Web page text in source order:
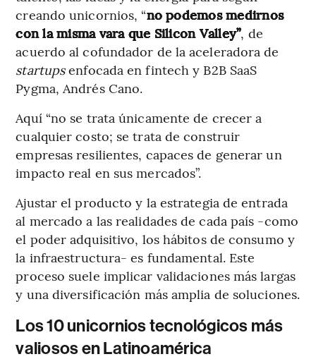
creando unicornios, “no podemos medirnos
con la misma vara que Silicon Valley”, de
acuerdo al cofundador de la aceleradora de
startupsenfocada en fintech y B2B SaaS
Pygma, Andrés Cano.
Aquí “no se trata únicamente de crecer a
cualquier costo; se trata de construir
empresas resilientes, capaces de generar un
impacto real en sus mercados”.
Ajustar el producto y la estrategia de entrada
al mercado a las realidades de cada país -como
el poder adquisitivo, los hábitos de consumo y
la infraestructura- es fundamental. Este
proceso suele implicar validaciones más largas
y una diversificación más amplia de soluciones.
Los 10 unicornios tecnológicos más
valiosos en Latinoamérica